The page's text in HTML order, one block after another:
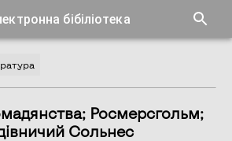
бібіліотека
Росмерсгольм;
Сольнес